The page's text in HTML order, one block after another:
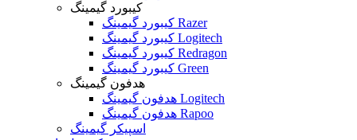
کیبورد گیمینگ
کیبورد گیمینگ Razer
کیبورد گیمینگ Logitech
کیبورد گیمینگ Redragon
کیبورد گیمینگ Green
هدفون گیمینگ
هدفون گیمینگ Logitech
هدفون گیمینگ Rapoo
اسپیکر گیمینگ